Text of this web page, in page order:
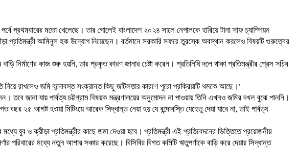
প্রথমবারের মতো খেলেছে। তার গোলেই বাংলাদেশ ২০২৪ সালে নেপালকে হারিয়ে টানা সাফ চ্যাম্পিয়ন
প্রতিমন্ত্রী আমিনুল হক উদ্যোগ নিয়েছেন। বর্তমানে সরকারি সফরে তুরস্কে অবস্থান করলেও বিষয়টি গুরুত্বের
নির্মাণের কাজ শুরু হয়নি, তার প্রকৃত কারণ জানার চেষ্টা করেন। প্রতিনিধি দলে থাকা প্রতিমন্ত্রীর প্রেস সচিব
রাখলেও জমি বন্দোবস্ত সংক্রান্ত কিছু জটিলতার কারণে পুরো প্রক্রিয়াটি থমকে আছে।’
তবে জানা যায় পার্বত্য চট্টগ্রাম বিষয়ক মন্ত্রণালয়ের অনুমোদন না পাওয়ায় তিনি এখনও জমির দখল বুঝে পাননি।
২৫ আগষ্ট হওয়া মিটিংয়ে আরেক সিদ্ধান্ত নেয়া হয় যে বন্দোবস্তি যেহেতু দেয়া যাবে না, তাই পার্বত্য
যুব ও ক্রীড়া প্রতিমন্ত্রীর কাছে জমা দেওয়া হবে। প্রতিমন্ত্রী এই প্রতিবেদনের ভিত্তিতে প্রয়োজনীয়
মধ্যে নতুন আশার সঞ্চার করেছে। বিসিবির বিগত কমিটি ঋতুপর্ণাকে বাড়ি করে দেয়ার সিদ্ধান্ত